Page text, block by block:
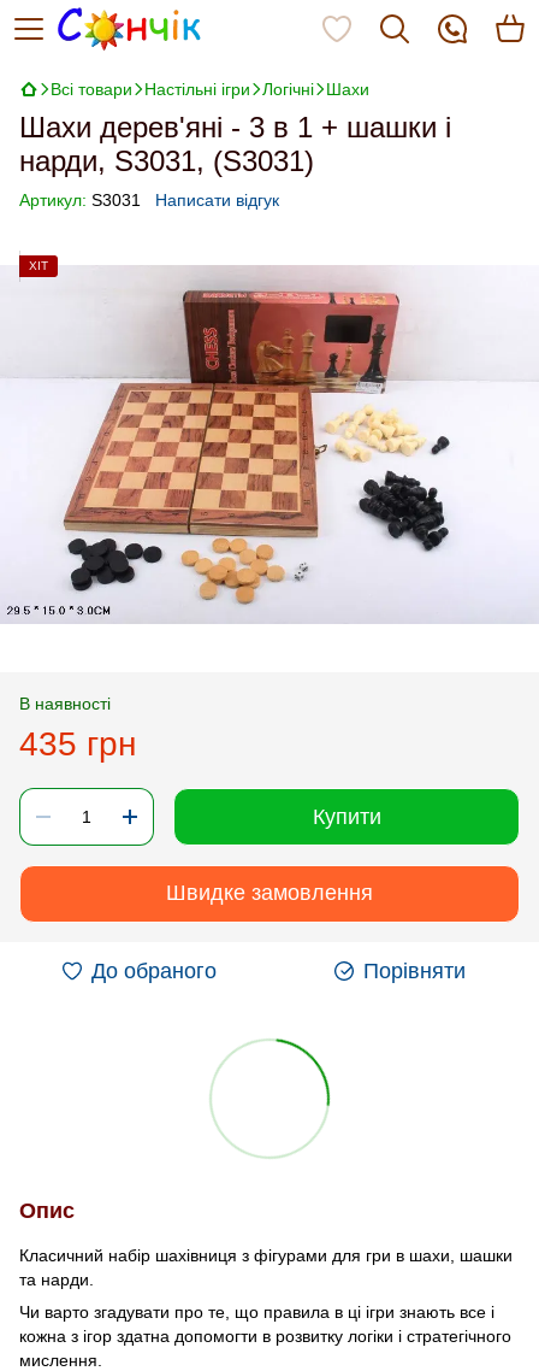
Всі товари Настільні ігри Логічні Шахи
Шахи дерев'яні - 3 в 1 + шашки і
нарди, S3031, (S3031)
Артикул: S3031 Написати відгук
ХІТ
В наявності
435 грн
Купити
Швидке замовлення
До обраного Порівняти
Опис
Класичний набір шахівниця з фігурами для гри в шахи, шашки
та нарди.
Чи варто згадувати про те, що правила в ці ігри знають все і
кожна з ігор здатна допомогти в розвитку логіки і стратегічного
мислення.